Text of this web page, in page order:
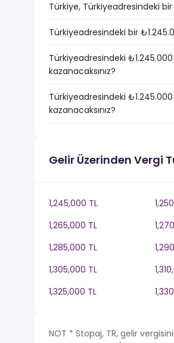
Türkiye, Türkiyeadresindeki
Türkiyeadresindeki bir
Türkiyeadresindeki
kazanacaksınız?
Türkiyeadresindeki
kazanacaksınız?
Gelir Üzerinden Vergi
1,245,000 TL
1,265,000 TL
1,285,000 TL
1,305,000 TL
1,325,000 TL
NOT * Stopaj, TR, gelir